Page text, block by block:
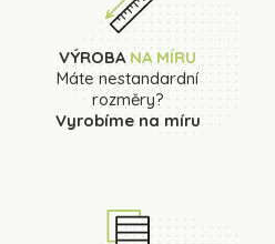
VÝROBA NA MÍRU
Máte nestandardní
rozměry?
Vyrobíme na míru